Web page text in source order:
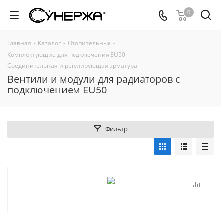
0
Главная - Каталог - Отопительные -
Комплектующие для подключения EU50 -
Соединительная и регулирующая арматура
Вентили и модули для радиаторов с
подключением EU50
Фильтр